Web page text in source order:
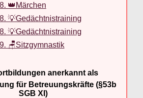
👑Märchen
💡Gedächtnistraining
💡Gedächtnistraining
🪑Sitzgymnastik
anerkannt als
für Betreuungskräfte (§53b
SGB XI)